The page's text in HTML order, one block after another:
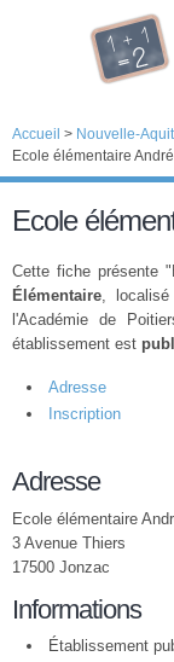
Accueil > Nouvelle-
Ecole élémentaire
Ecole
Cette fiche présente
Élémentaire, localisé
l'Académie de
établissement est
Adresse
Inscription
Adresse
Ecole élémentaire
3 Avenue Thiers
17500 Jonzac
Informations
Établissement